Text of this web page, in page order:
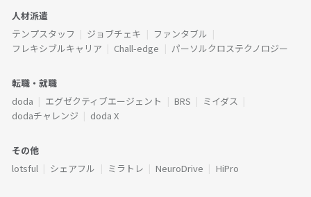
人材派遣
テンプスタッフ
ジョブチェキ
ファンタブル
フレキシブルキャリア
Chall-edge パーソルクロステクノロジー
転職・就職
doda
エグゼクティブエージェント BRS
ミイダス
dodaチャレンジ
doda X
その他
lotsful
シェアフル ミラトレ NeuroDrive HiPro